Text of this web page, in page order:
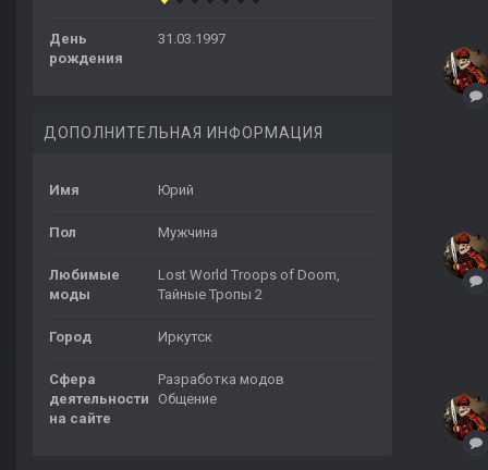
День
рождения
31.03.1997
ДОПОЛНИТЕЛЬНАЯ ИНФОРМАЦИЯ
Имя Юрий
Пол Мужчина
Любимые
моды
Lost World Troops of Doom,
Тайные Тропы 2
Город Иркутск
Сфера
деятельности
на сайте
Разработка модов
Общение